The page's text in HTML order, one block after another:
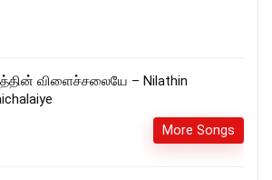
விளைச்சலையே – Nilathin
More Songs